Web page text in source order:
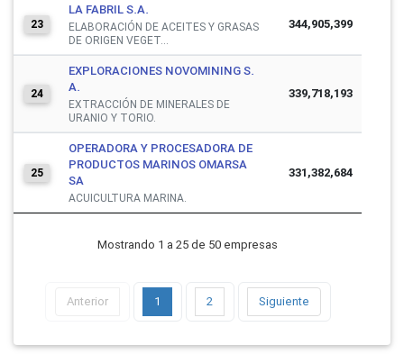
23
LA FABRIL S.A.
ELABORACIÓN DE ACEITES Y GRASAS
DE ORIGEN VEGET...
344,905,399
24
EXPLORACIONES NOVOMINING S.
A.
EXTRACCIÓN DE MINERALES DE
URANIO Y TORIO.
339,718,193
25
OPERADORA Y PROCESADORA DE
PRODUCTOS MARINOS OMARSA
SA
ACUICULTURA MARINA.
331,382,684
Mostrando 1 a 25 de 50 empresas
Anterior 1 2 Siguiente